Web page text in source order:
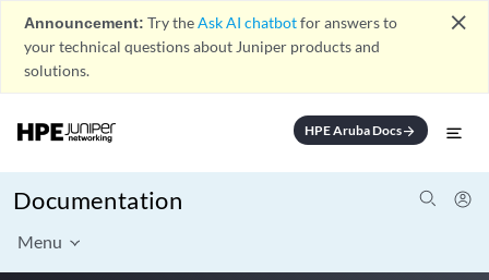
Announcement: Try theAsk AI chatbotfor answers to
your technical questions about Juniper products and
solutions.
close
HPE Aruba Docsarrow_forward
Documentation
Menu